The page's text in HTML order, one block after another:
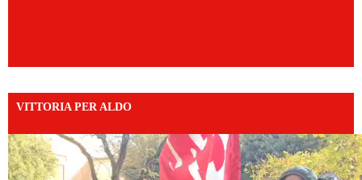
VITTORIA PER ALDO